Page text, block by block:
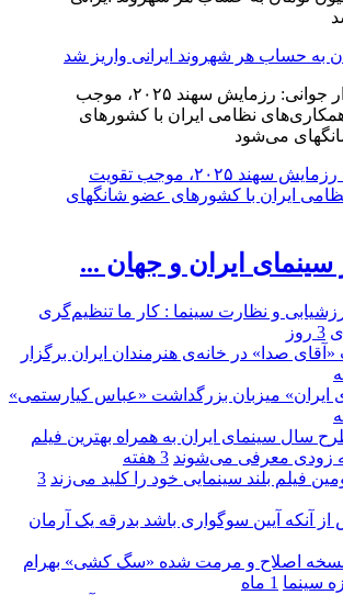
سردار جوانی: رزمایش سهند ۲۰۲۵، موجب تقویت
ایران با کشور‌های عضو شانگهای
سینمای ایران و جهان ...
و نظارت سینما : کار ما تنظیم‌گری
3 روز
«آقای صدا» در خانه‌ی هنرمندان ایران برگزار
ایران» میزبان بزرگداشت «عباس کیارستمی»
سال سینمای ایران به همراه بهترین فیلم
زودی معرفی می‌شوند 3 هفته
فیلم بلند سینمایی خود را کلید می‌زند 3
از آنکه آیین سوگواری باشد بدرقه یک آرمان
نسخه اصلاح و مرمت شده «سگ کشی» بهرام
سینما 1 ماه